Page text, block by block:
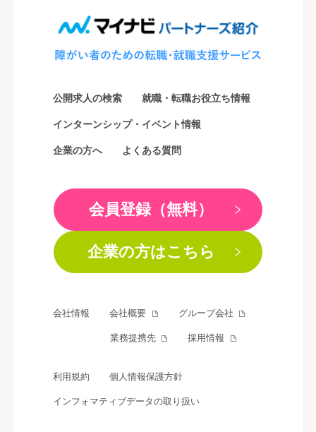
公開求人の検索 就職・転職お役立ち情報
インターンシップ・イベント情報
企業の方へ よくある質問
会員登録（無料）
企業の方はこちら
会社情報 会社概要 グループ会社
業務提携先 採用情報
利用規約 個人情報保護方針
インフォマティブデータの取り扱い